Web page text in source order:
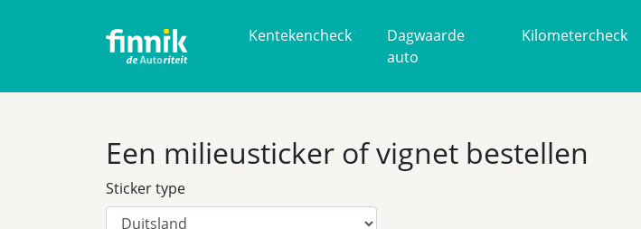
Kentekencheck
Dagwaarde
auto
Kilometercheck
Een milieusticker of vignet bestellen
Sticker type